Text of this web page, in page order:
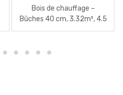
prix
initial
était :
prix
actuel
est :
Bois de chauffage –
Bûches 40 cm, 3.32m³, 4.5
stères + 16 sacs bois